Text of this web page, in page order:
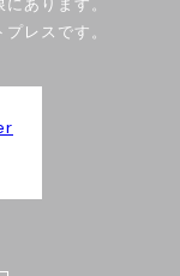
レスです。